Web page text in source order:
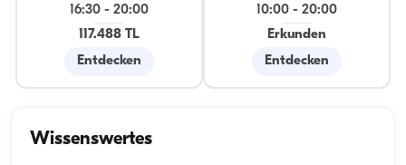
16:30- 20:00
117.488 TL
Entdecken
10:00 -20:00
Erkunden
Entdecken
Wissenswertes